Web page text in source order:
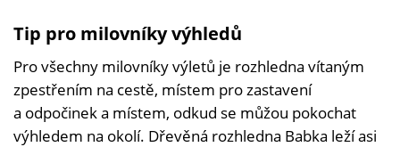
Tip pro milovníky výhledů
Pro všechny milovníky výletů je rozhledna vítaným
zpestřením na cestě, místem pro zastavení
a odpočinek a místem, odkud se můžou pokochat
výhledem na okolí. Dřevěná rozhledna Babka leží asi